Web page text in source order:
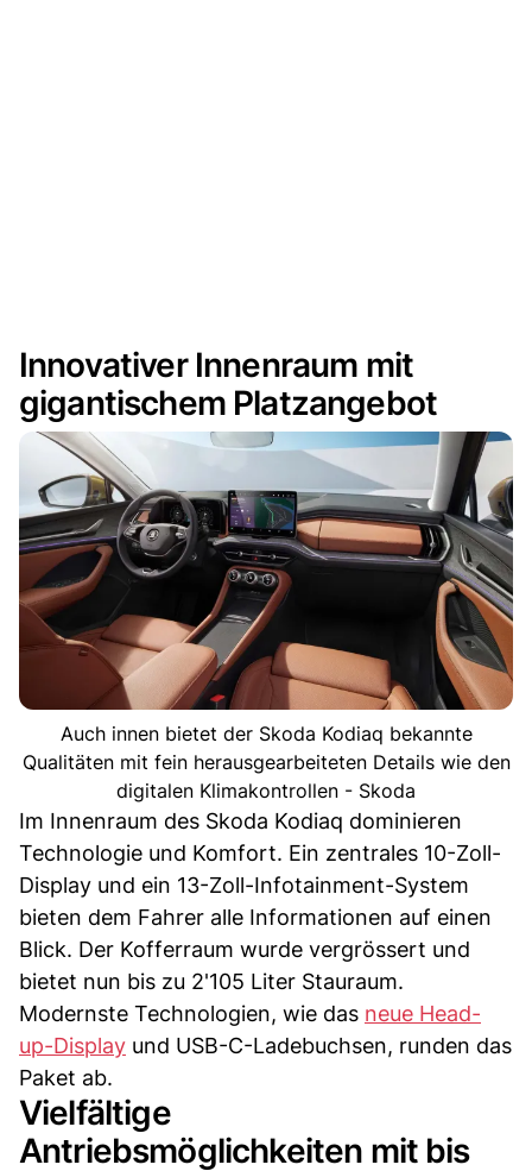
Innovativer Innenraum mit
gigantischem Platzangebot
Auch innen bietet der Skoda Kodiaq bekannte
Qualitäten mit fein herausgearbeiteten Details wie den
digitalen Klimakontrollen - Skoda
Im Innenraum des Skoda Kodiaq dominieren
Technologie und Komfort. Ein zentrales 10-Zoll-
Display und ein 13-Zoll-Infotainment-System
bieten dem Fahrer alle Informationen auf einen
Blick. Der Kofferraum wurde vergrössert und
bietet nun bis zu 2'105 Liter Stauraum.
Modernste Technologien, wie das neue Head-
up-Display und USB-C-Ladebuchsen, runden das
Paket ab.
Vielfältige
Antriebsmöglichkeiten mit bis